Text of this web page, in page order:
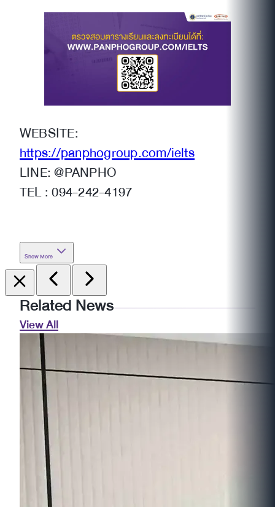
WEBSITE:
https://panphogroup.com/ielts
LINE: @PANPHO
TEL : 094-242-4197
Show More
Related News
View All